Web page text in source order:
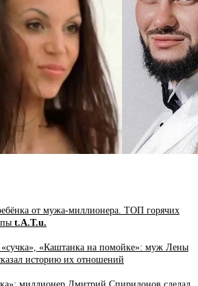
от мужа-миллионера. ТОП горячих
t.A.T.u.
«сучка», «Каштанка на помойке»: муж Лены
историю их отношений